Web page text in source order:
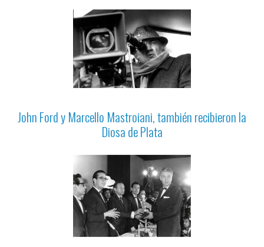
John Ford y Marcello Mastroiani, también recibieron la
Diosa de Plata